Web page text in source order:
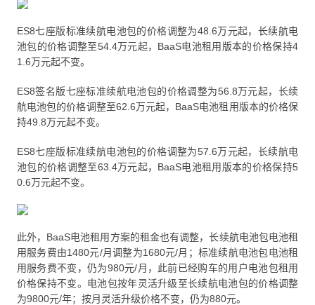
ES8七座版标准续航电池包的价格调整为48.6万元起，长续航电
池包的价格调整至54.4万元起，BaaS电池租用版本的价格保持4
1.6万元起不变。
ES8签名版七座标准续航电池包的价格调整为56.8万元起，长续
航电池包的价格调整至62.6万元起，BaaS电池租用版本的价格保
持49.8万元起不变。
ES8七座版标准续航电池包的价格调整为57.6万元起，长续航电
池包的价格调整至63.4万元起，BaaS电池租用版本的价格保持5
0.6万元起不变。
此外，BaaS电池租用方案的租金也有调整，长续航电池包电池租
用服务费由1480元/月调整为1680元/月；标准续航电池包电池租
用服务费不变，仍为980元/月，此前已经购车的用户电池包租用
价格保持不变。电池包按年灵活升级至长续航电池包的价格调整
为9800元/年；按月灵活升级价格不变，仍为880元。